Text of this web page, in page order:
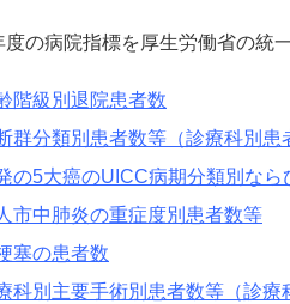
の病院指標を厚生労働省の統
階級別退院患者数
群分類別患者数等（診療科別患
の5大癌のUICC病期分類別なら
市中肺炎の重症度別患者数等
塞の患者数
科別主要手術別患者数等（診療